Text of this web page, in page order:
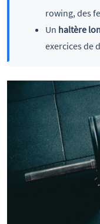
rowing, des
Un haltère
exercices de